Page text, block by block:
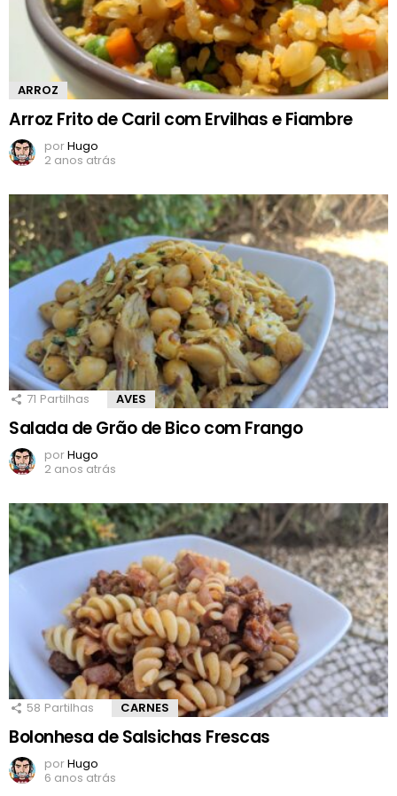
ARROZ
Arroz Frito de Caril com Ervilhas e Fiambre
porHugo
2 anos atrás
71 Partilhas AVES
Salada de Grão de Bico com Frango
porHugo
2 anos atrás
58 Partilhas CARNES
Bolonhesa de Salsichas Frescas
porHugo
6 anos atrás